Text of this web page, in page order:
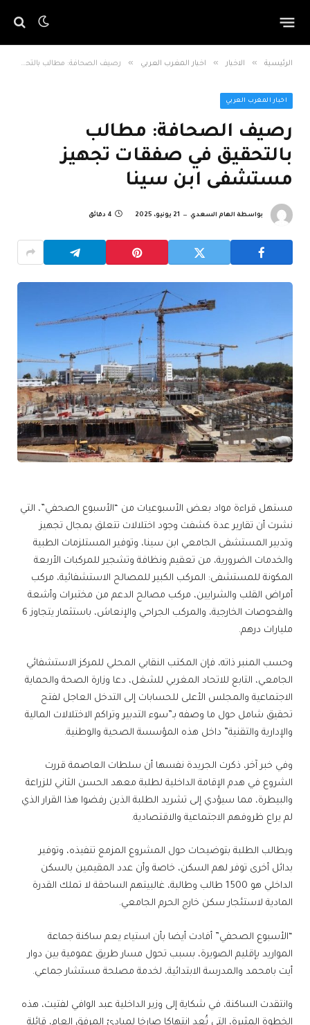
الرئيسية » الاخبار » اخبار المغرب العربي » رصيف الصحافة: مطالب بالتحقيق في صفقات تجهيز مستشفى ابن سينا
اخبار المغرب العربي
رصيف الصحافة: مطالب
بالتحقيق في صفقات تجهيز
مستشفى ابن سينا
بواسطة الهام السعدي 21 يونيو، 2025 4 دقائق
مستهل قراءة مواد بعض الأسبوعيات من “الأسبوع الصحفي”، التي
نشرت أن تقارير عدة كشفت وجود اختلالات تتعلق بمجال تجهيز
وتدبير المستشفى الجامعي ابن سينا، وتوفير المستلزمات الطبية
والخدمات الضرورية، من تعقيم ونظافة وتشجير للمركبات الأربعة
المكونة للمستشفى: المركب الكبير للمصالح الاستشفائية، مركب
أمراض القلب والشرايين، مركب مصالح الدعم من مختبرات وأشعة
والفحوصات الخارجية، والمركب الجراحي والإنعاش، باستثمار يتجاوز 6
مليارات درهم.
وحسب المنبر ذاته، فإن المكتب النقابي المحلي للمركز الاستشفائي
الجامعي، التابع للاتحاد المغربي للشغل، دعا وزارة الصحة والحماية
الاجتماعية والمجلس الأعلى للحسابات إلى التدخل العاجل لفتح
تحقيق شامل حول ما وصفه بـ”سوء التدبير وتراكم الاختلالات المالية
والإدارية والتقنية” داخل هذه المؤسسة الصحية والوطنية.
وفي خبر آخر، ذكرت الجريدة نفسها أن سلطات العاصمة قررت
الشروع في هدم الإقامة الداخلية لطلبة معهد الحسن الثاني للزراعة
والبيطرة، مما سيؤدي إلى تشريد الطلبة الذين رفضوا هذا القرار الذي
لم يراع ظروفهم الاجتماعية والاقتصادية.
ويطالب الطلبة بتوضيحات حول المشروع المزمع تنفيذه، وتوفير
بدائل أخرى توفر لهم السكن، خاصة وأن عدد المقيمين بالسكن
الداخلي هو 1500 طالب وطالبة، غالبيتهم الساحقة لا تملك القدرة
المادية لاستئجار سكن خارج الحرم الجامعي.
“الأسبوع الصحفي” أفادت أيضا بأن استياء يعم ساكنة جماعة
المواريد بإقليم الصويرة، بسبب تحول مسار طريق عمومية بين دوار
أيت بامحمد والمدرسة الابتدائية، لخدمة مصلحة مستشار جماعي.
وانتقدت الساكنة، في شكاية إلى وزير الداخلية عبد الوافي لفتيت، هذه
الخطوة المثيرة، التي تُعد انتهاكا صارخا لمبادئ المرفق العام، قائلة